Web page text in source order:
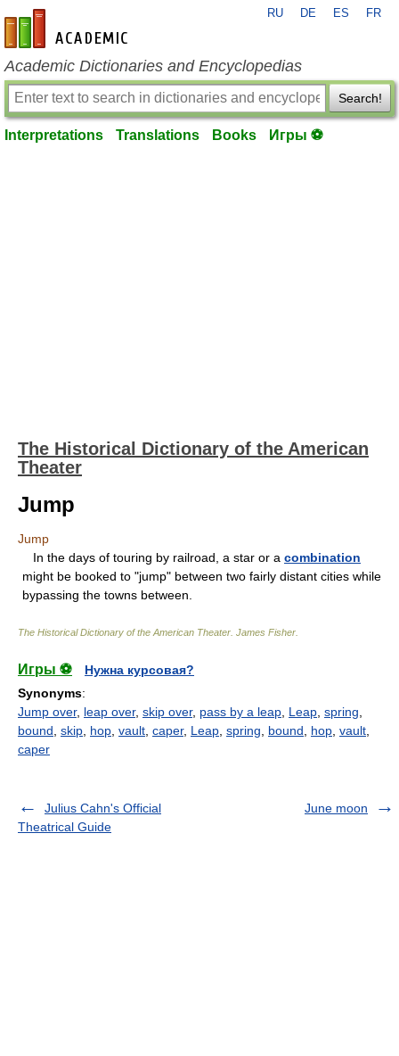
en-academic.com
RU DE ES FR
Academic Dictionaries and Encyclopedias
Search!
Interpretations Translations Books Игры ⚽
The Historical Dictionary of the American
Theater
Jump
Jump
In the days of touring by railroad, a star or a combination
might be booked to "jump" between two fairly distant cities while
bypassing the towns between.
The Historical Dictionary of the American Theater James Fisher
Игры ⚽
Нужна курсовая?
Synonyms:
Jump over, leap over, skip over, pass by a leap Leap spring
bound skip hop vault caper, Leap spring bound hop vault
caper
Julius Cahn's Official
Theatrical Guide
June moon